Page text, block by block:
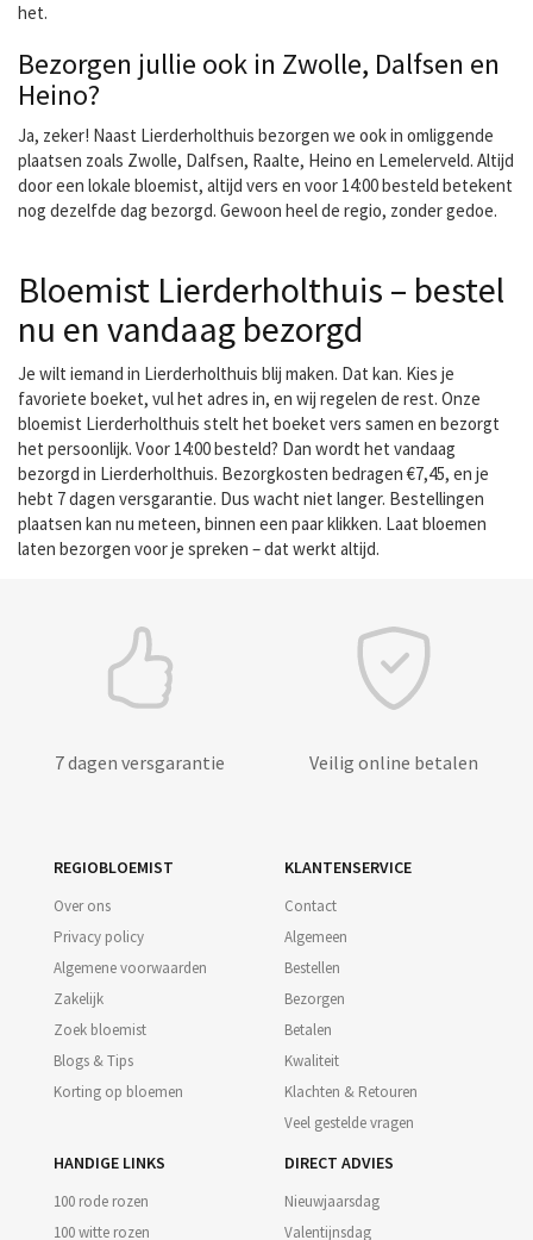
het.
Bezorgen jullie ook in Zwolle, Dalfsen en
Heino?
Ja, zeker! Naast Lierderholthuis bezorgen we ook in omliggende
plaatsen zoals Zwolle, Dalfsen, Raalte, Heino en Lemelerveld. Altijd
door een lokale bloemist, altijd vers en voor 14:00 besteld betekent
nog dezelfde dag bezorgd. Gewoon heel de regio, zonder gedoe.
Bloemist Lierderholthuis – bestel
nu en vandaag bezorgd
Je wilt iemand in Lierderholthuis blij maken. Dat kan. Kies je
favoriete boeket, vul het adres in, en wij regelen de rest. Onze
bloemist Lierderholthuis stelt het boeket vers samen en bezorgt
het persoonlijk. Voor 14:00 besteld? Dan wordt het vandaag
bezorgd in Lierderholthuis. Bezorgkosten bedragen €7,45, en je
hebt 7 dagen versgarantie. Dus wacht niet langer. Bestellingen
plaatsen kan nu meteen, binnen een paar klikken. Laat bloemen
laten bezorgen voor je spreken – dat werkt altijd.
7 dagen versgarantie Veilig online betalen
REGIOBLOEMIST
Over ons
Privacy policy
Algemene voorwaarden
Zakelijk
Zoek bloemist
Blogs & Tips
Korting op bloemen
KLANTENSERVICE
Contact
Algemeen
Bestellen
Bezorgen
Betalen
Kwaliteit
Klachten & Retouren
Veel gestelde vragen
HANDIGE LINKS
100 rode rozen
100 witte rozen
DIRECT ADVIES
Nieuwjaarsdag
Valentijnsdag